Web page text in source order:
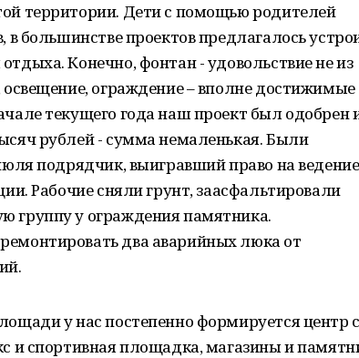
территории. Дети с помощью родителей
в большинстве проектов предлагалось
Конечно, фонтан - удовольствие не из
ограждение – вполне достижимые
текущего года наш проект был одобрен
рублей - сумма немаленькая. Были
подрядчик, выигравший право на ведение
Рабочие сняли грунт, заасфальтировали
группу у ограждения памятника.
два аварийных люка от
у нас постепенно формируется центр
и спортивная площадка, магазины и